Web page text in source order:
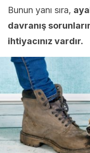
Bunun yanı sıra,
davranış
ihtiyacınız vardır.